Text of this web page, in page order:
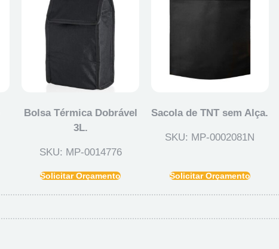
Bolsa Térmica Dobrável
3L.
SKU: MP-0014776
Solicitar Orçamento
Sacola de TNT sem Alça.
SKU: MP-0002081N
Solicitar Orçamento